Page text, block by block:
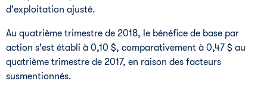
d'exploitation ajusté.
Au quatrième trimestre de 2018, le bénéfice de base par
action s'est établi à 0,10 $, comparativement à 0,47 $ au
quatrième trimestre de 2017, en raison des facteurs
susmentionnés.